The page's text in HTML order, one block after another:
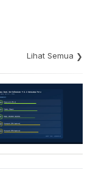
Lihat Semua